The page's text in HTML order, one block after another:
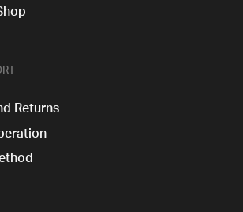
Returns